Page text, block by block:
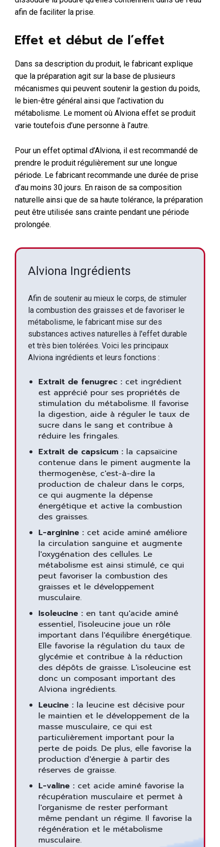
afin de faciliter la prise.
Effet et début de l’effet
Dans sa description du produit, le fabricant explique
que la préparation agit sur la base de plusieurs
mécanismes qui peuvent soutenir la gestion du poids,
le bien-être général ainsi que l’activation du
métabolisme. Le moment où Alviona effet se produit
varie toutefois d’une personne à l’autre.
Pour un effet optimal d’Alviona, il est recommandé de
prendre le produit régulièrement sur une longue
période. Le fabricant recommande une durée de prise
d’au moins 30 jours. En raison de sa composition
naturelle ainsi que de sa haute tolérance, la préparation
peut être utilisée sans crainte pendant une période
prolongée.
Alviona Ingrédients
Afin de soutenir au mieux le corps, de stimuler
la combustion des graisses et de favoriser le
métabolisme, le fabricant mise sur des
substances actives naturelles à l'effet durable
et très bien tolérées. Voici les principaux
Alviona ingrédients et leurs fonctions :
Extrait de fenugrec : cet ingrédient
est apprécié pour ses propriétés de
stimulation du métabolisme. Il favorise
la digestion, aide à réguler le taux de
sucre dans le sang et contribue à
réduire les fringales.
Extrait de capsicum : la capsaïcine
contenue dans le piment augmente la
thermogenèse, c'est-à-dire la
production de chaleur dans le corps,
ce qui augmente la dépense
énergétique et active la combustion
des graisses.
L-arginine : cet acide aminé améliore
la circulation sanguine et augmente
l'oxygénation des cellules. Le
métabolisme est ainsi stimulé, ce qui
peut favoriser la combustion des
graisses et le développement
musculaire.
Isoleucine : en tant qu'acide aminé
essentiel, l'isoleucine joue un rôle
important dans l'équilibre énergétique.
Elle favorise la régulation du taux de
glycémie et contribue à la réduction
des dépôts de graisse. L'isoleucine est
donc un composant important des
Alviona ingrédients.
Leucine : la leucine est décisive pour
le maintien et le développement de la
masse musculaire, ce qui est
particulièrement important pour la
perte de poids. De plus, elle favorise la
production d'énergie à partir des
réserves de graisse.
L-valine : cet acide aminé favorise la
récupération musculaire et permet à
l'organisme de rester performant
même pendant un régime. Il favorise la
régénération et le métabolisme
musculaire.